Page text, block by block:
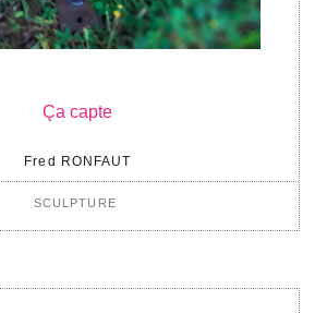
Ça capte
Fred RONFAUT
SCULPTURE